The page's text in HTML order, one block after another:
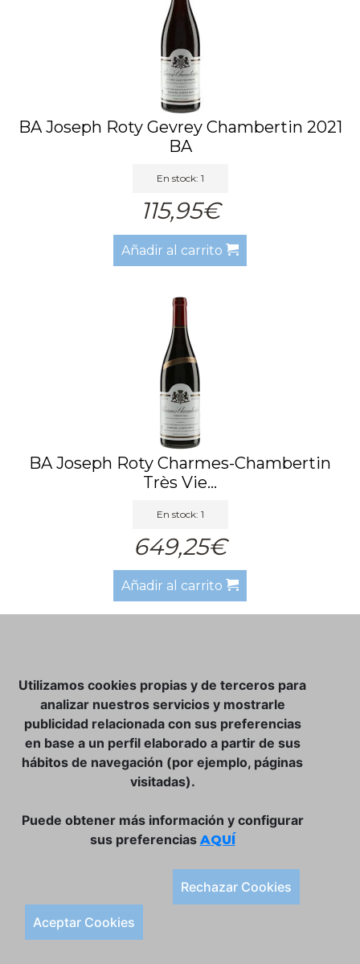
BA Joseph Roty Gevrey Chambertin 2021
BA
En stock: 1
115,95€
Añadir al carrito
BA Joseph Roty Charmes-Chambertin
Très Vie...
En stock: 1
649,25€
Añadir al carrito
CLUB VINATER
CONTACTO
TIENDA ONLINE:
Plaça de la Llibertat, 22, 07760 Ciutadella
Tlf. 971 93 78 75
Utilizamos cookies propias y de terceros para
analizar nuestros servicios y mostrarle
publicidad relacionada con sus preferencias
en base a un perfil elaborado a partir de sus
hábitos de navegación (por ejemplo, páginas
visitadas).
Puede obtener más información y configurar
sus preferencias AQUÍ
Rechazar Cookies
Aceptar Cookies